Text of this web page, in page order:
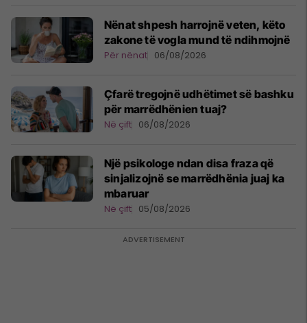
Nënat shpesh harrojnë veten, këto
zakone të vogla mund të ndihmojnë
Për nënat 06/08/2026
Çfarë tregojnë udhëtimet së bashku
për marrëdhënien tuaj?
Në çift 06/08/2026
Një psikologe ndan disa fraza që
sinjalizojnë se marrëdhënia juaj ka
mbaruar
Në çift 05/08/2026